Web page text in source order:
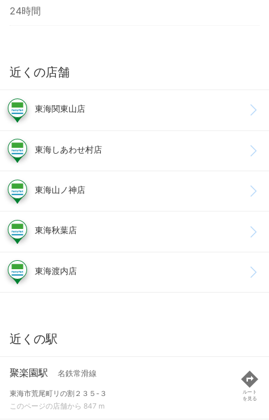
24時間
近くの店舗
東海関東山店
東海しあわせ村店
東海山ノ神店
東海秋葉店
東海渡内店
近くの駅
聚楽園駅 名鉄常滑線
東海市荒尾町リの割２３５-３
このページの店舗から 847 m
ルート
を見る